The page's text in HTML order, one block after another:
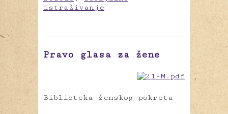
istraživanje
Pravo glasa za žene
Biblioteka ženskog pokreta